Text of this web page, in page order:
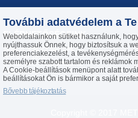
További adatvédelem a
Weboldalainkon sütiket használunk,
nyújthassuk Önnek, hogy biztosítsuk a
preferenciakezelést, a
személyre szabott tartalom és reklámok
A Cookie-beállítások menüpont alatt
beállításokat Ön is bármikor a saját
Bővebb tájékoztatás
ELÉRHETŐSÉGEINK
Telefon: +36 23 444 194
H-P 8:00-16:30
E-mail:info@metroiroda.hu
Üzenetküldés
Copyright © 2017